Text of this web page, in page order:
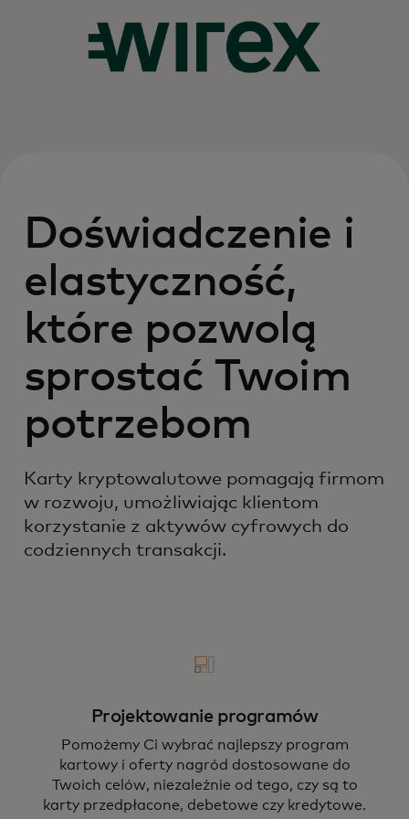
Doświadczenie i
elastyczność,
które pozwolą
sprostać Twoim
potrzebom
Karty kryptowalutowe pomagają firmom
w rozwoju, umożliwiając klientom
korzystanie z aktywów cyfrowych do
codziennych transakcji.
Projektowanie programów
Pomożemy Ci wybrać najlepszy program
kartowy i oferty nagród dostosowane do
Twoich celów, niezależnie od tego, czy są to
karty przedpłacone, debetowe czy kredytowe.